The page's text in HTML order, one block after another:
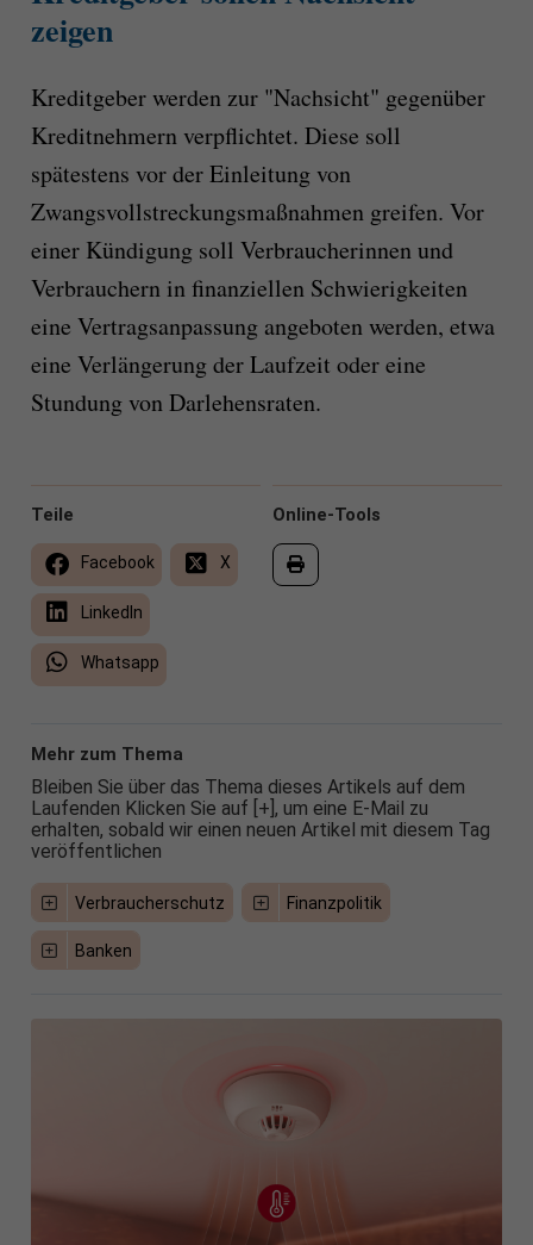
zeigen
Kreditgeber werden zur "Nachsicht" gegenüber
Kreditnehmern verpflichtet. Diese soll
spätestens vor der Einleitung von
Zwangsvollstreckungsmaßnahmen greifen. Vor
einer Kündigung soll Verbraucherinnen und
Verbrauchern in finanziellen Schwierigkeiten
eine Vertragsanpassung angeboten werden, etwa
eine Verlängerung der Laufzeit oder eine
Stundung von Darlehensraten.
Online-Tools
Teile
Facebook X
LinkedIn
Whatsapp
Mehr zum Thema
Bleiben Sie über das Thema dieses Artikels auf dem
Laufenden Klicken Sie auf [+], um eine E-Mail zu
erhalten, sobald wir einen neuen Artikel mit diesem Tag
veröffentlichen
Verbraucherschutz Finanzpolitik
Banken